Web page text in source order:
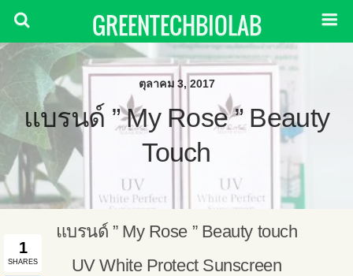
GREENTECHBIOLAB
ตุลาคม 3, 2017
แบรนด์ ” My Rose ” Beauty
Touch
แบรนด์ ” My Rose ” Beauty touch
UV White Protect Sunscreen